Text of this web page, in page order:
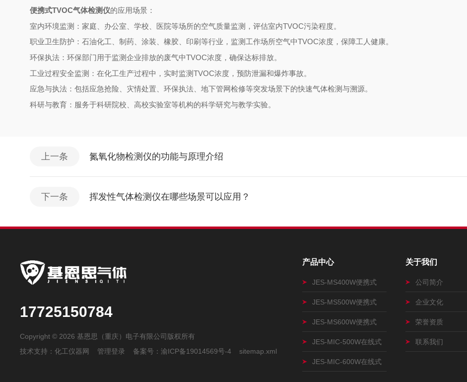
便携式TVOC气体检测仪的应用场景：
室内环境监测：家庭、办公室、学校、医院等场所的空气质量监测，评估室内TVOC污染程度。
职业卫生防护：石油化工、制药、涂装、橡胶、印刷等行业，监测工作场所空气中TVOC浓度，保障工人健康。
环保执法：环保部门用于监测企业排放的废气中TVOC浓度，确保达标排放。
工业过程安全监测：在化工生产过程中，实时监测TVOC浓度，预防泄漏和爆炸事故。
应急与执法：包括应急抢险、灾情处置、环保执法、地下管网检修等突发场景下的快速气体检测与溯源。
科研与教育：服务于科研院校、高校实验室等机构的科学研究与教学实验。
上一条 氮氧化物检测仪的功能与原理介绍
下一条 挥发性气体检测仪在哪些场景可以应用？
17725150784
Copyright © 2026 基恩思（重庆）电子有限公司版权所有
技术支持：化工仪器网 管理登录 备案号：渝ICP备19014569号-4 sitemap.xml
产品中心
JES-MS400W便携式
JES-MS500W便携式
JES-MS600W便携式
JES-MIC-500W在线式
JES-MIC-600W在线式
关于我们
公司简介
企业文化
荣誉资质
联系我们